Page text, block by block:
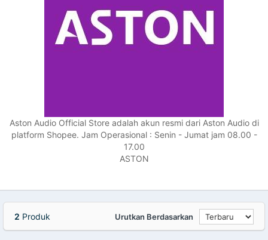
Aston Audio Official Store adalah akun resmi dari Aston Audio di
platform Shopee. Jam Operasional : Senin - Jumat jam 08.00 -
17.00
ASTON
2 Produk Urutkan Berdasarkan